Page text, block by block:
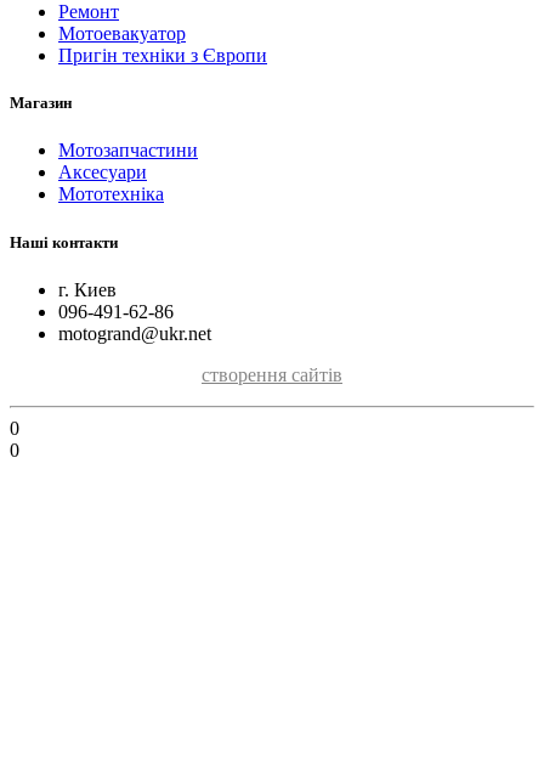
Ремонт
Мотоевакуатор
Пригін техніки з Європи
Магазин
Мотозапчастини
Аксесуари
Мототехніка
Наші контакти
г. Киев
096-491-62-86
motogrand@ukr.net
створення сайтів
0
0